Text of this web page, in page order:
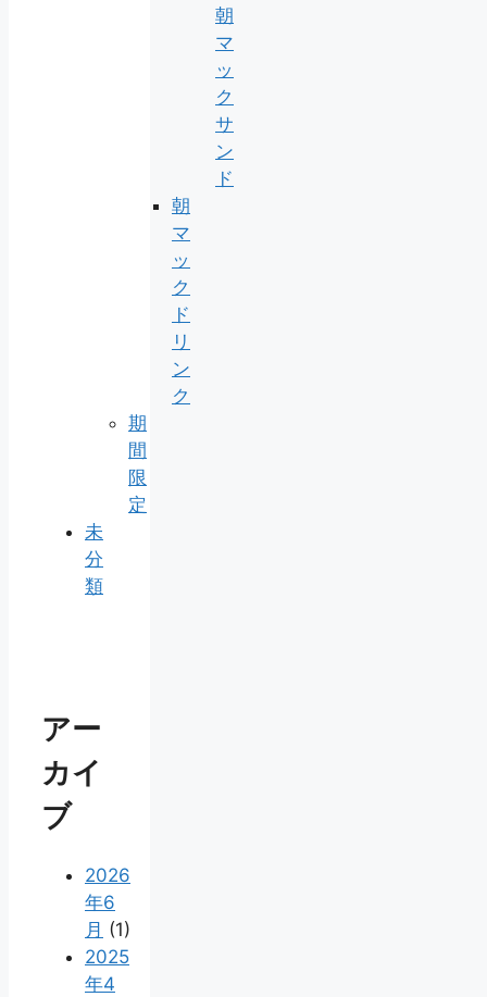
朝
マ
ッ
ク
サ
ン
ド
朝
マ
ッ
ク
ド
リ
ン
ク
期
間
限
定
未
分
類
アー
カイ
ブ
2026
年6
月 (1)
2025
年4